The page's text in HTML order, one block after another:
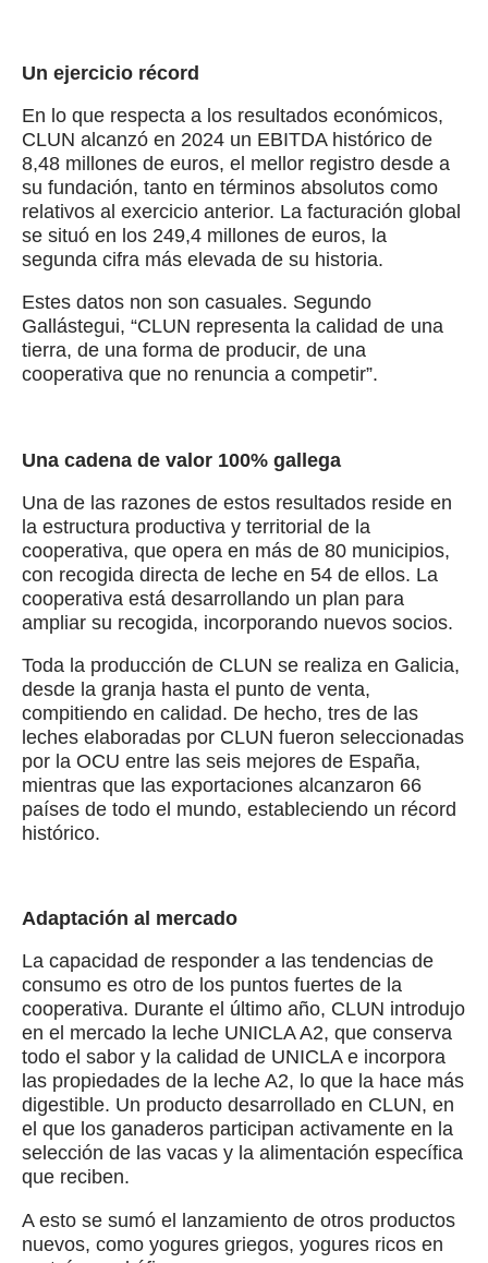
Un ejercicio récord
En lo que respecta a los resultados económicos,
CLUN alcanzó en 2024 un EBITDA histórico de
8,48 millones de euros, el mellor registro desde a
su fundación, tanto en términos absolutos como
relativos al exercicio anterior. La facturación global
se situó en los 249,4 millones de euros, la
segunda cifra más elevada de su historia.
Estes datos non son casuales. Segundo
Gallástegui, “CLUN representa la calidad de una
tierra, de una forma de producir, de una
cooperativa que no renuncia a competir”.
Una cadena de valor 100% gallega
Una de las razones de estos resultados reside en
la estructura productiva y territorial de la
cooperativa, que opera en más de 80 municipios,
con recogida directa de leche en 54 de ellos. La
cooperativa está desarrollando un plan para
ampliar su recogida, incorporando nuevos socios.
Toda la producción de CLUN se realiza en Galicia,
desde la granja hasta el punto de venta,
compitiendo en calidad. De hecho, tres de las
leches elaboradas por CLUN fueron seleccionadas
por la OCU entre las seis mejores de España,
mientras que las exportaciones alcanzaron 66
países de todo el mundo, estableciendo un récord
histórico.
Adaptación al mercado
La capacidad de responder a las tendencias de
consumo es otro de los puntos fuertes de la
cooperativa. Durante el último año, CLUN introdujo
en el mercado la leche UNICLA A2, que conserva
todo el sabor y la calidad de UNICLA e incorpora
las propiedades de la leche A2, lo que la hace más
digestible. Un producto desarrollado en CLUN, en
el que los ganaderos participan activamente en la
selección de las vacas y la alimentación específica
que reciben.
A esto se sumó el lanzamiento de otros productos
nuevos, como yogures griegos, yogures ricos en